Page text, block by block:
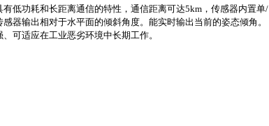
有低功耗和长距离通信的特性，通信距离可达5km ， 传感器内置单/
器输出相对于水平面的倾斜角度。能实时输出当前的姿态倾角 。
可适应在工业恶劣环境中长期工作。